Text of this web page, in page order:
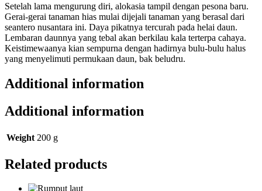
Setelah lama mengurung diri, alokasia tampil dengan pesona baru.
Gerai-gerai tanaman hias mulai dijejali tanaman yang berasal dari
seantero nusantara ini. Daya pikatnya tercurah pada helai daun.
Lembaran daunnya yang tebal akan berkilau kala terterpa cahaya.
Keistimewaanya kian sempurna dengan hadirnya bulu-bulu halus
yang menyelimuti permukaan daun, bak beludru.
Additional information
Additional information
Weight 200 g
Related products